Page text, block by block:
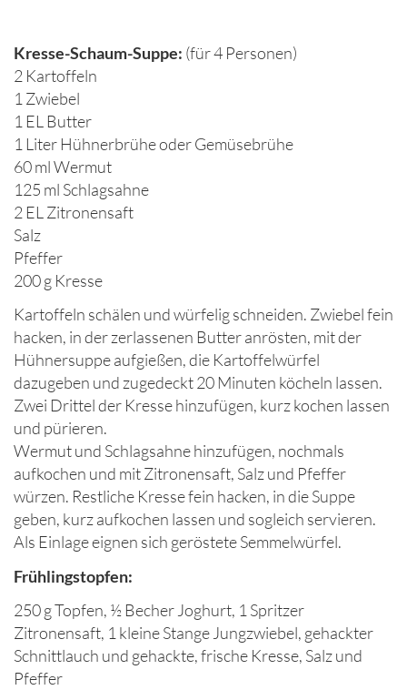
Kresse-Schaum-Suppe: (für 4 Personen)
2 Kartoffeln
1 Zwiebel
1 EL Butter
1 Liter Hühnerbrühe oder Gemüsebrühe
60 ml Wermut
125 ml Schlagsahne
2 EL Zitronensaft
Salz
Pfeffer
200 g Kresse
Kartoffeln schälen und würfelig schneiden. Zwiebel fein
hacken, in der zerlassenen Butter anrösten, mit der
Hühnersuppe aufgießen, die Kartoffelwürfel
dazugeben und zugedeckt 20 Minuten köcheln lassen.
Zwei Drittel der Kresse hinzufügen, kurz kochen lassen
und pürieren.
Wermut und Schlagsahne hinzufügen, nochmals
aufkochen und mit Zitronensaft, Salz und Pfeffer
würzen. Restliche Kresse fein hacken, in die Suppe
geben, kurz aufkochen lassen und sogleich servieren.
Als Einlage eignen sich geröstete Semmelwürfel.
Frühlingstopfen:
250 g Topfen, ½ Becher Joghurt, 1 Spritzer
Zitronensaft, 1 kleine Stange Jungzwiebel, gehackter
Schnittlauch und gehackte, frische Kresse, Salz und
Pfeffer